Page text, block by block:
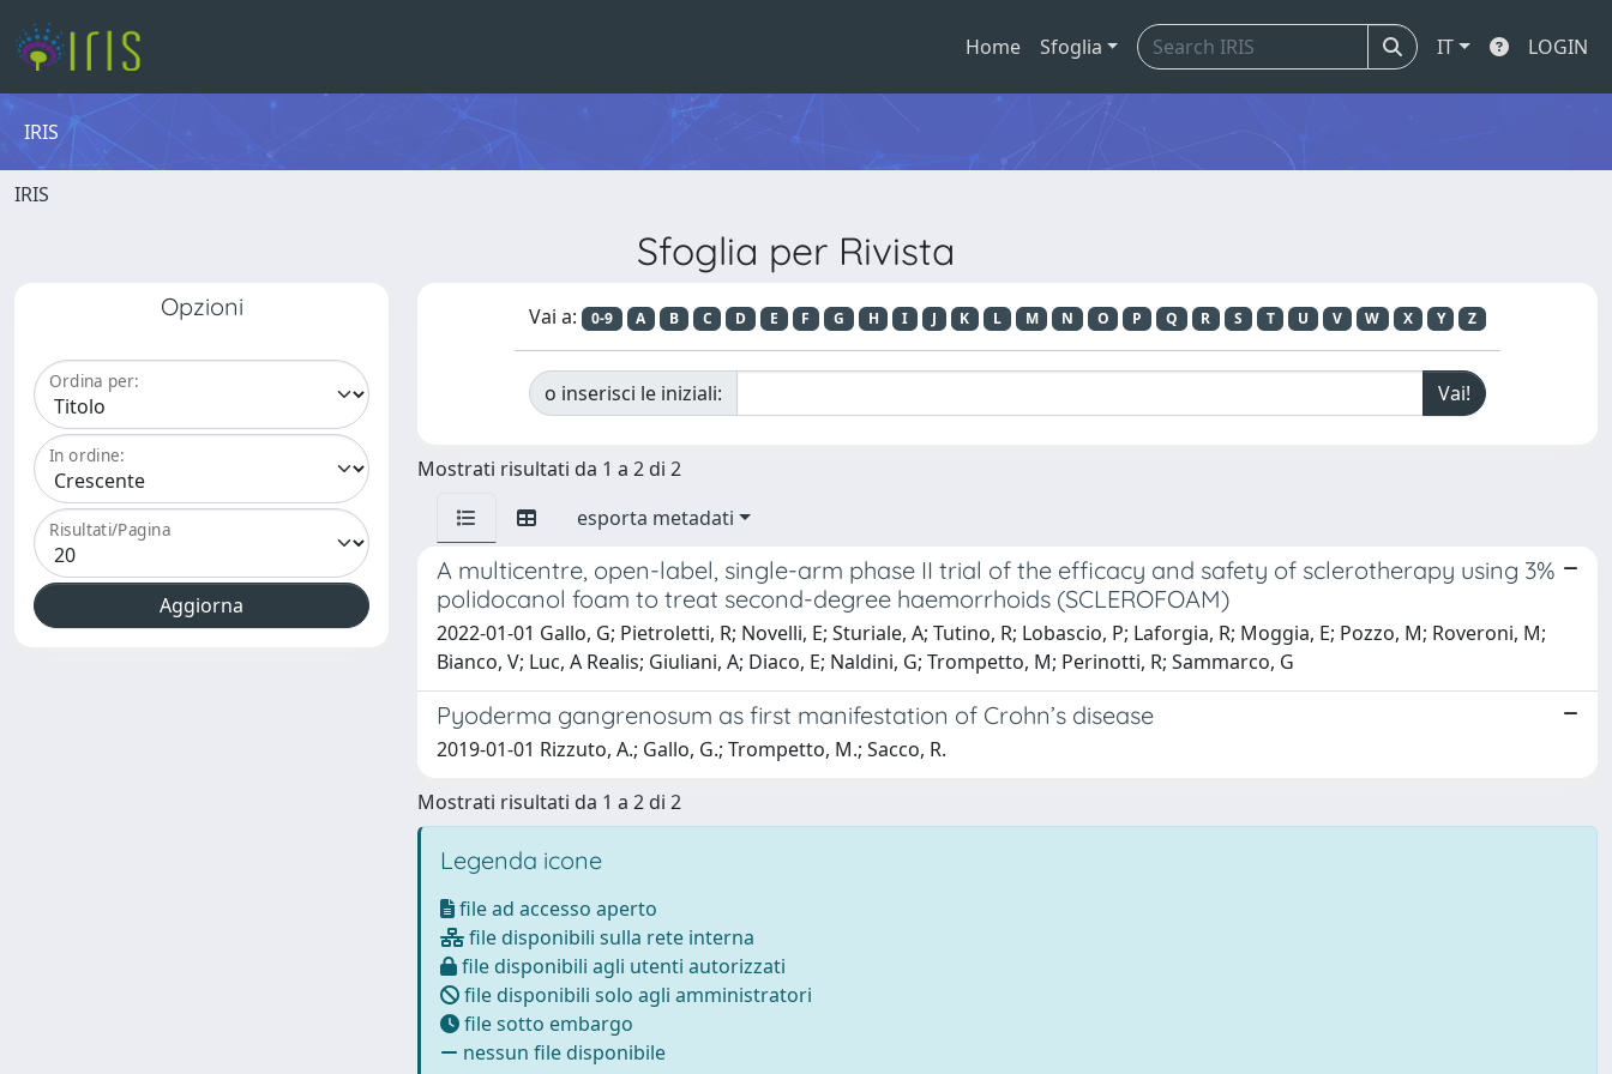
Home Sfoglia IT LOGIN
IRIS
IRIS
Sfoglia per Rivista
Opzioni
Ordina per:
In ordine:
Risultati/Pagina
Vai a: 0-9 A B C D E F G H I J K L M N O P Q R S T U V W X Y Z
o inserisci le iniziali:
Mostrati risultati da 1 a 2 di 2
esporta metadati
A multicentre, open-label, single-arm phase II trial of the efficacy and safety of sclerotherapy using 3%
polidocanol foam to treat second-degree haemorrhoids (SCLEROFOAM)
2022-01-01 Gallo, G; Pietroletti, R; Novelli, E; Sturiale, A; Tutino, R; Lobascio, P; Laforgia, R; Moggia, E; Pozzo, M; Roveroni, M;
Bianco, V; Luc, A Realis; Giuliani, A; Diaco, E; Naldini, G; Trompetto, M; Perinotti, R; Sammarco, G
Pyoderma gangrenosum as first manifestation of Crohn’s disease
2019-01-01 Rizzuto, A.; Gallo, G.; Trompetto, M.; Sacco, R.
Mostrati risultati da 1 a 2 di 2
Legenda icone
file ad accesso aperto
file disponibili sulla rete interna
file disponibili agli utenti autorizzati
file disponibili solo agli amministratori
file sotto embargo
nessun file disponibile